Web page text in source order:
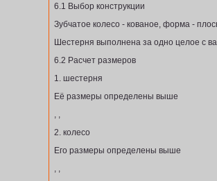
6.1 Выбор конструкции
Зубчатое колесо - кованое, форма -
Шестерня выполнена за одно целое с
6.2 Расчет размеров
1. шестерня
Её размеры определены выше
, ,
2. колесо
Его размеры определены выше
, ,